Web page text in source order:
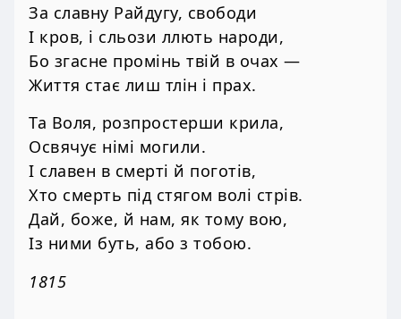
За славну Райдугу, свободи
І кров, і сльози ллють народи,
Бо згасне промінь твій в очах —
Життя стає лиш тлін і прах.
Та Воля, розпростерши крила,
Освячує німі могили.
І славен в смерті й поготів,
Хто смерть під стягом волі стрів.
Дай, боже, й нам, як тому вою,
Із ними буть, або з тобою.
1815